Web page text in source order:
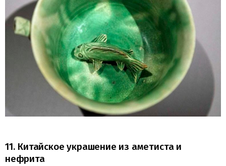
11. Китайское украшение из аметиста и
нефрита